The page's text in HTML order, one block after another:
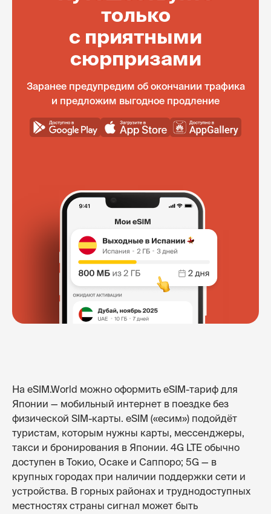
только
с приятными
сюрпризами
Заранее предупредим об окончании трафика
и предложим выгодное продление
На eSIM.World можно оформить eSIM-тариф для
Японии — мобильный интернет в поездке без
физической SIM-карты. eSIM («есим») подойдёт
туристам, которым нужны карты, мессенджеры,
такси и бронирования в Японии. 4G LTE обычно
доступен в Токио, Осаке и Саппоро; 5G — в
крупных городах при наличии поддержки сети и
устройства. В горных районах и труднодоступных
местностях страны сигнал может быть